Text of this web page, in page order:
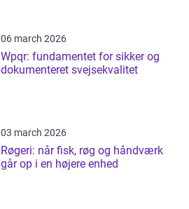
06 march 2026
Wpqr: fundamentet for sikker og
dokumenteret svejsekvalitet
03 march 2026
Røgeri: når fisk, røg og håndværk
går op i en højere enhed